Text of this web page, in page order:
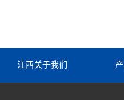
江西关于我们